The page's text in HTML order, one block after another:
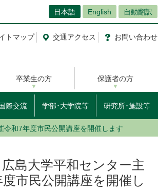
日本語 English 自動翻訳
トマップ 交通アクセス お問い合わせ
卒業生の方 保護者の方
際交流 学部･大学院等 研究所･施設等
令和7年度市民公開講座を開催します
島大学平和センター主
市民公開講座を開催し